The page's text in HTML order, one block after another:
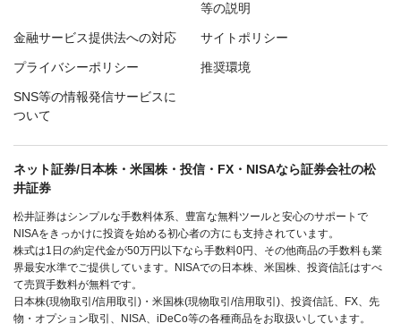
等の説明
金融サービス提供法への対応 サイトポリシー
プライバシーポリシー 推奨環境
SNS等の情報発信サービスに
ついて
ネット証券/日本株・米国株・投信・FX・NISAなら証券会社の松
井証券
松井証券はシンプルな手数料体系、豊富な無料ツールと安心のサポートで
NISAをきっかけに投資を始める初心者の方にも支持されています。
株式は1日の約定代金が50万円以下なら手数料0円、その他商品の手数料も業
界最安水準でご提供しています。NISAでの日本株、米国株、投資信託はすべ
て売買手数料が無料です。
日本株(現物取引/信用取引)・米国株(現物取引/信用取引)、投資信託、FX、先
物・オプション取引、NISA、iDeCo等の各種商品をお取扱いしています。